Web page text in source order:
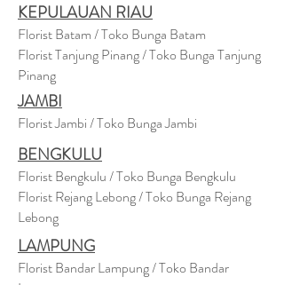
KEPULAUAN RIAU
Florist Batam / Toko Bunga Batam
Florist Tanjung Pinang / Toko Bunga Tanjung
Pinang
JAMBI
Florist Jambi / Toko Bunga Jambi
BENGKULU
Florist Bengkulu / Toko Bunga Bengkulu
Florist Rejang Lebong / Toko Bunga Rejang
Lebong
LAMPUNG
Florist Bandar Lampung / Toko Bandar